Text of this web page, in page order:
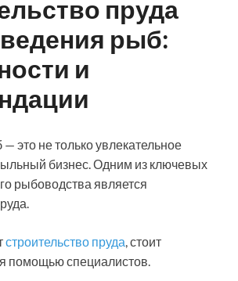
пруда
рыб:
и
это не только увлекательное
бизнес. Одним из ключевых
рыбоводства является
строительство пруда, стоит
помощью специалистов.